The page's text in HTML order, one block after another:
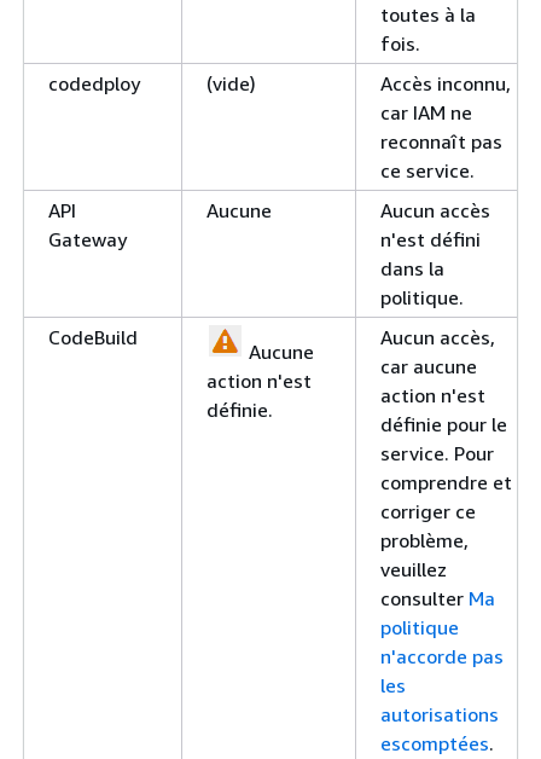
toutes à la
fois.
codedploy
(vide)
Accès inconnu,
car IAM ne
reconnaît pas
ce service.
API
Gateway
Aucune
Aucun accès
n'est défini
dans la
politique.
CodeBuild
Aucune
action n'est
définie.
Aucun accès,
car aucune
action n'est
définie pour le
service. Pour
comprendre et
corriger ce
problème,
veuillez
consulter Ma
politique
n'accorde pas
les
autorisations
escomptées.